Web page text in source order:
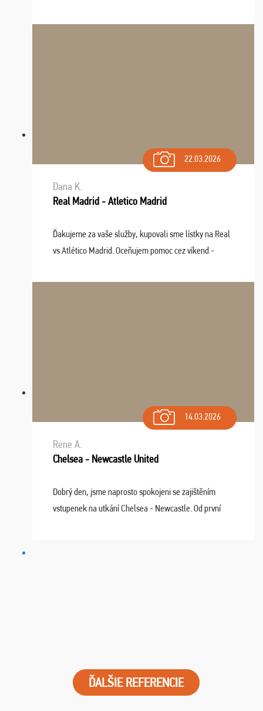
22.03.2026
Dana K.
Real Madrid - Atletico Madrid
Ďakujeme za vaše služby, kupovali sme lístky na Real
vs Atlético Madrid. Oceňujem pomoc cez víkend -
spokojnosti. Sedenie bolo dobré, štadión Barnabéu ...
14.03.2026
Rene A.
Chelsea - Newcastle United
Dobrý den, jsme naprosto spokojeni se zajištěním
vstupenek na utkání Chelsea - Newcastle. Od první
ĎALŠIE REFERENCIE